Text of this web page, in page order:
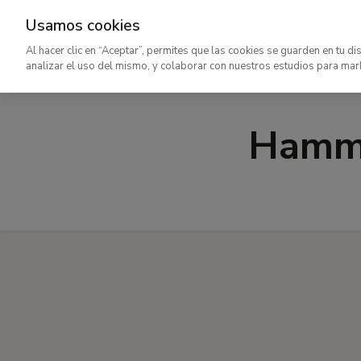
contenido
Usamos cookies
Al hacer clic en “Aceptar”, permites que las cookies se guarden en tu
analizar el uso del mismo, y colaborar con nuestros estudios para